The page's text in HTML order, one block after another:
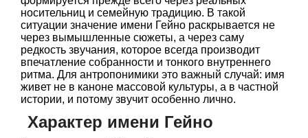
носительниц и семейную традицию. В такой
ситуации значение имени Гейно раскрывается не
через вымышленные сюжеты, а через саму
редкость звучания, которое всегда производит
впечатление собранности и тонкого внутреннего
ритма. Для антропонимики это важный случай: имя
живет не в каноне массовой культуры, а в частной
истории, и потому звучит особенно лично.
Характер имени Гейно